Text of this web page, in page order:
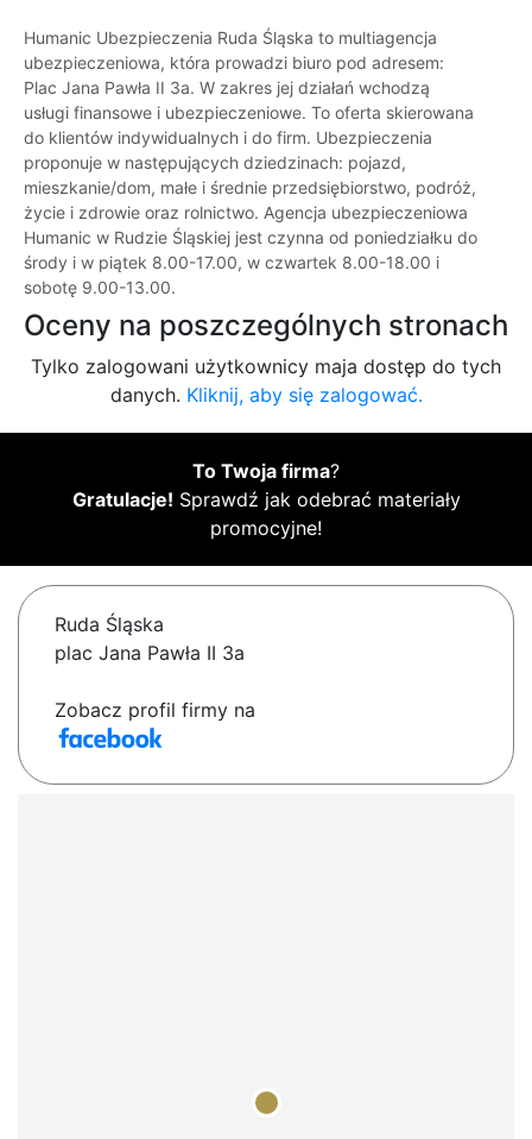
Humanic Ubezpieczenia Ruda Śląska to multiagencja
ubezpieczeniowa, która prowadzi biuro pod adresem:
Plac Jana Pawła II 3a. W zakres jej działań wchodzą
usługi finansowe i ubezpieczeniowe. To oferta skierowana
do klientów indywidualnych i do firm. Ubezpieczenia
proponuje w następujących dziedzinach: pojazd,
mieszkanie/dom, małe i średnie przedsiębiorstwo, podróż,
życie i zdrowie oraz rolnictwo. Agencja ubezpieczeniowa
Humanic w Rudzie Śląskiej jest czynna od poniedziałku do
środy i w piątek 8.00-17.00, w czwartek 8.00-18.00 i
sobotę 9.00-13.00.
Oceny na poszczególnych stronach
Tylko zalogowani użytkownicy maja dostęp do tych
danych. Kliknij, aby się zalogować.
To Twoja firma?
Gratulacje! Sprawdź jak odebrać materiały
promocyjne!
Ruda Śląska
plac Jana Pawła II 3a
Zobacz profil firmy na